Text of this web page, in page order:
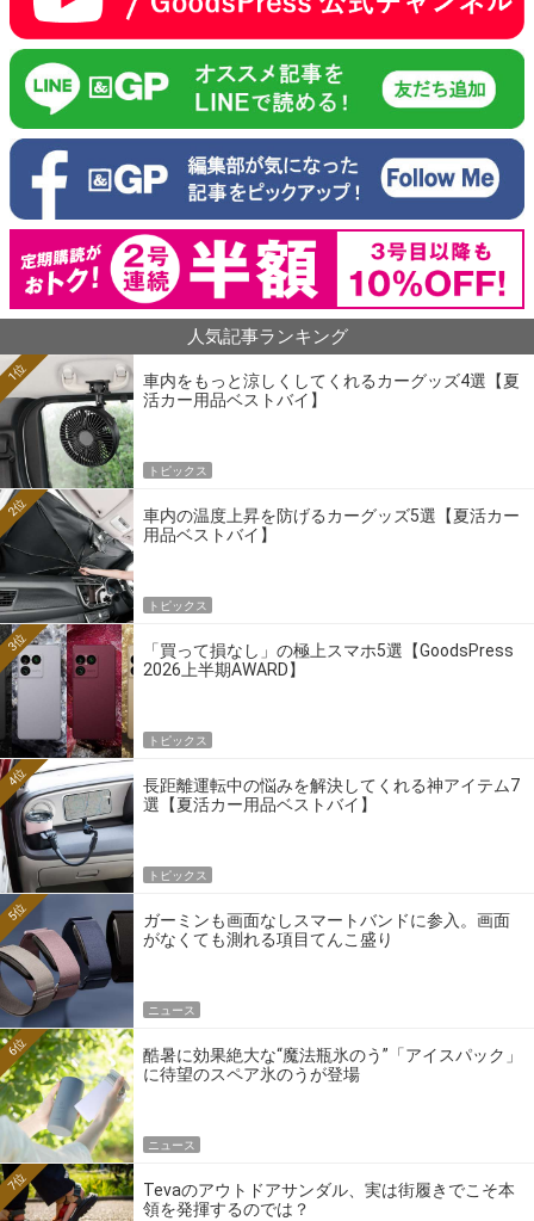
人気記事ランキング
車内をもっと涼しくしてくれるカーグッズ4選【夏
活カー用品ベストバイ】
1位
トピックス
車内の温度上昇を防げるカーグッズ5選【夏活カー
用品ベストバイ】
2位
トピックス
「買って損なし」の極上スマホ5選【GoodsPress
2026上半期AWARD】
3位
トピックス
長距離運転中の悩みを解決してくれる神アイテム7
選【夏活カー用品ベストバイ】
4位
トピックス
ガーミンも画面なしスマートバンドに参入。画面
がなくても測れる項目てんこ盛り
5位
ニュース
酷暑に効果絶大な“魔法瓶氷のう”「アイスパック」
に待望のスペア氷のうが登場
6位
ニュース
Tevaのアウトドアサンダル、実は街履きでこそ本
領を発揮するのでは？
7位